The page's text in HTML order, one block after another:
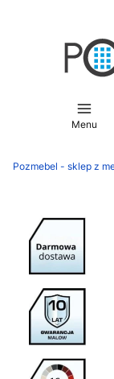
Menu
Pozmebel - sklep z